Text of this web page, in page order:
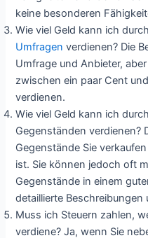
keine besonderen
Wie viel Geld kann ich
Umfragen verdienen? Die
Umfrage und Anbieter,
zwischen ein paar Cent
verdienen.
Wie viel Geld kann ich
Gegenständen verdienen?
Gegenstände Sie
ist. Sie können jedoch oft
Gegenstände in einem
detaillierte Beschreibungen
Muss ich Steuern zahlen,
verdiene? Ja, wenn Sie